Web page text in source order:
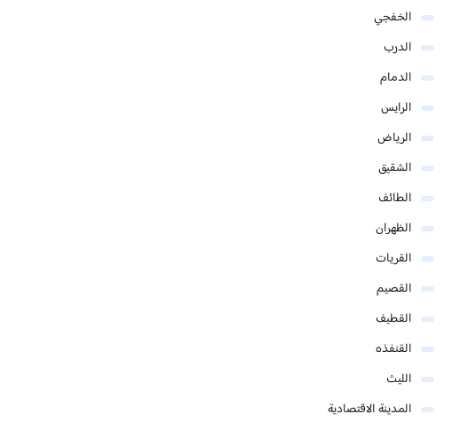
الخفجي
الدرب
الدمام
الرايس
الرياض
الشقيق
الطائف
الظهران
القريات
القصيم
القطيف
القنفذه
الليث
المدينة الاقتصادية